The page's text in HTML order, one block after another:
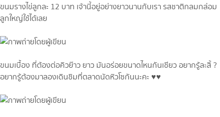
ขนมรางไข่ลูกละ 12 บาท เจ้านี้อยู่อย่างยาวนานกับเรา รสชาติกลมกล่อม
ลูกใหญ่ใช้ได้เลย
ขนมเบื้อง ที่ต้องต่อคิวย๊าว ยาว มันอร่อยขนาดไหนกันเชียว อยากรู้ละสิ้ ?
อยากรู้ต้องมาลองเดินชิมที่ตลาดนัดหิวโซกันนะคะ ♥️♥️